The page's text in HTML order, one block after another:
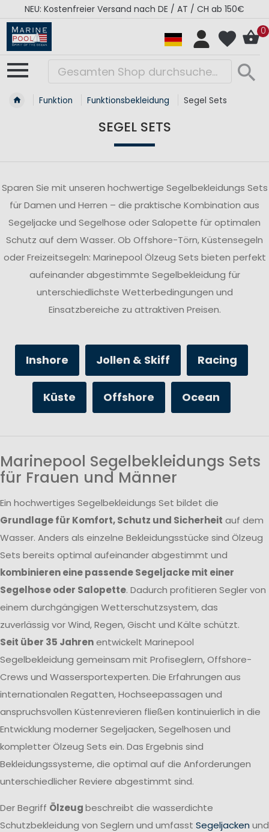
150€
RÉGATES ROYALES Kollektion - Super
0
Funktion Funktionsbekleidung Segel Sets
SEGEL SETS
Sparen Sie mit unseren hochwertige Segelbekleidungs Sets
für Damen und Herren – die praktische Kombination aus
Segeljacke und Segelhose oder Salopette für optimalen
Schutz auf dem Wasser. Ob Offshore-Törn, Küstensegeln
oder Freizeitsegeln: Marinepool Ölzeug Sets bieten perfekt
aufeinander abgestimmte Segelbekleidung für
unterschiedlichste Wetterbedingungen und
Einsatzbereiche zu attraktiven Preisen.
Inshore Jollen & Skiff Racing
Küste Offshore Ocean
Marinepool Segelbekleidungs Sets
für Frauen und Männer
Ein hochwertiges Segelbekleidungs Set bildet die
Grundlage für Komfort, Schutz und Sicherheit auf dem
Wasser. Anders als einzelne Bekleidungsstücke sind Ölzeug
Sets bereits optimal aufeinander abgestimmt und
kombinieren eine passende Segeljacke mit einer
Segelhose oder Salopette. Dadurch profitieren Segler von
einem durchgängigen Wetterschutzsystem, das
zuverlässig vor Wind, Regen, Gischt und Kälte schützt.
Seit über 35 Jahrenentwickelt Marinepool
Segelbekleidung gemeinsam mit Profiseglern, Offshore-
Crews und Wassersportexperten. Die Erfahrungen aus
internationalen Regatten, Hochseepassagen und
anspruchsvollen Küstenrevieren fließen kontinuierlich in die
Entwicklung moderner Segeljacken, Segelhosen und
kompletter Ölzeug Sets ein. Das Ergebnis sind
Bekleidungssysteme, die optimal auf die Anforderungen
unterschiedlicher Reviere abgestimmt sind.
Der Begriff Ölzeugbeschreibt die wasserdichte
Schutzbekleidung von Seglern und umfasst Segeljacken und